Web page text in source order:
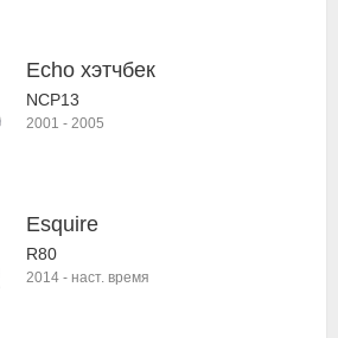
Echo хэтчбек
NCP13
2001 - 2005
Esquire
R80
2014 - наст. время